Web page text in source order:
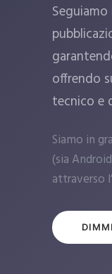
offrendo
tecnico e
Siamo in
(sia
attraverso